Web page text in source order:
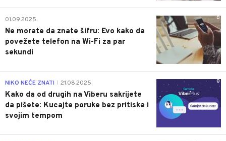
0
01.09.2025.
Ne morate da znate šifru: Evo kako da
povežete telefon na Wi-Fi za par
sekundi
0
NIKO NEĆE ZNATI 21.08.2025.
Kako da od drugih na Viberu sakrijete
da pišete: Kucajte poruke bez pritiska i
svojim tempom